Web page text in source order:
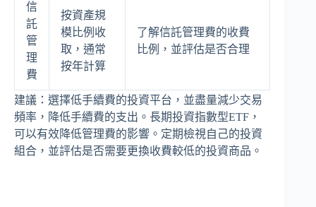
信
託
管
理
費
按資產規
模比例收
取，通常
按年計算
了解信託管理費的收費
比例，並評估是否合理
建議：選擇低手續費的投資平台，並盡量減少交易
頻率，降低手續費的支出。長期投資指數型ETF，
可以有效降低管理費的影響。定期檢視自己的投資
組合，並評估是否需要更換收費較低的投資商品。